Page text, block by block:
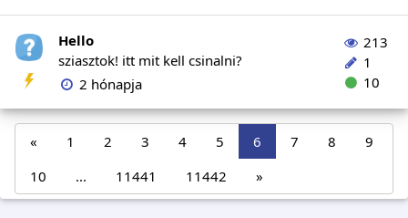
Hello
sziasztok! itt mit kell csinalni?
2 hónapja
213
1
10
« 1 2 3 4 5 6 7 8
9
10
... 11441 11442 »